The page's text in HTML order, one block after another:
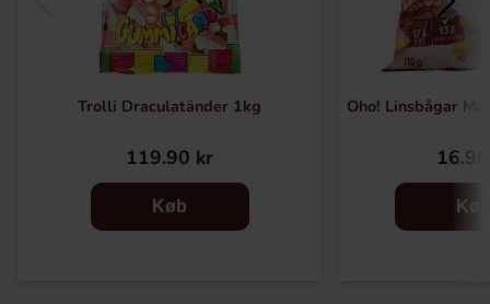
Trolli Draculatänder 1kg
119.90 kr
Køb
Oho! Linsbågar
Køb